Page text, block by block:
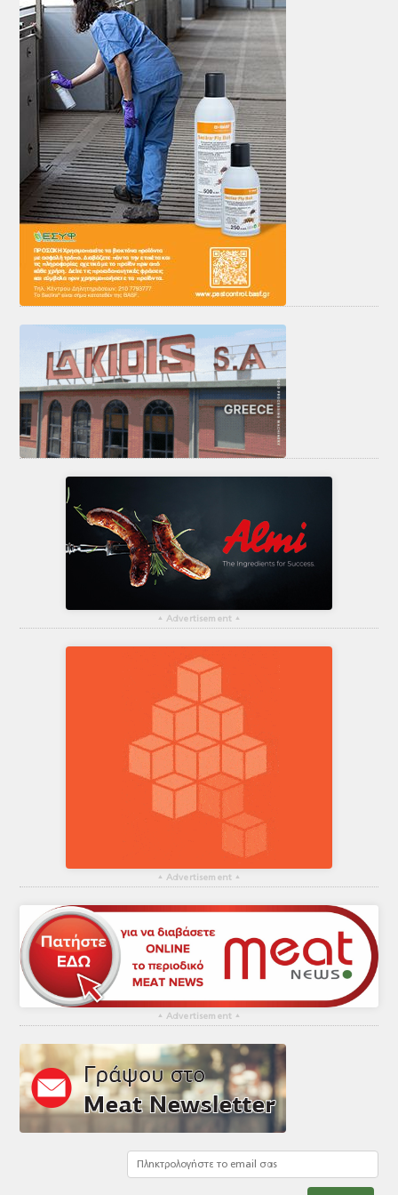
▴ Advertisement ▴
▴ Advertisement ▴
▴ Advertisement ▴